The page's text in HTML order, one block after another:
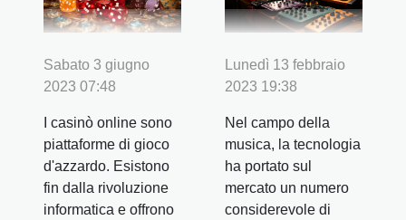
Sabato 3 giugno
2023 07:48
I casinò online sono
piattaforme di gioco
d'azzardo. Esistono
fin dalla rivoluzione
informatica e offrono
Lunedì 13 febbraio
2023 19:38
Nel campo della
musica, la tecnologia
ha portato sul
mercato un numero
considerevole di